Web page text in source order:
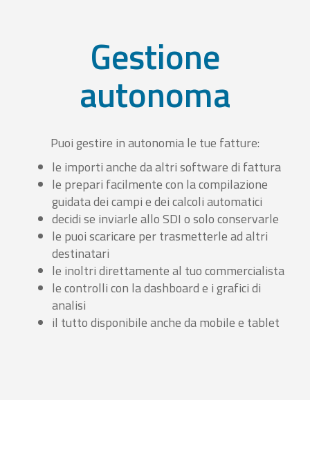
Gestione
autonoma
Puoi gestire in autonomia le tue fatture:
le importi anche da altri software di fattura
le prepari facilmente con la compilazione
guidata dei campi e dei calcoli automatici
decidi se inviarle allo SDI o solo conservarle
le puoi scaricare per trasmetterle ad altri
destinatari
le inoltri direttamente al tuo commercialista
le controlli con la dashboard e i grafici di
analisi
il tutto disponibile anche da mobile e tablet